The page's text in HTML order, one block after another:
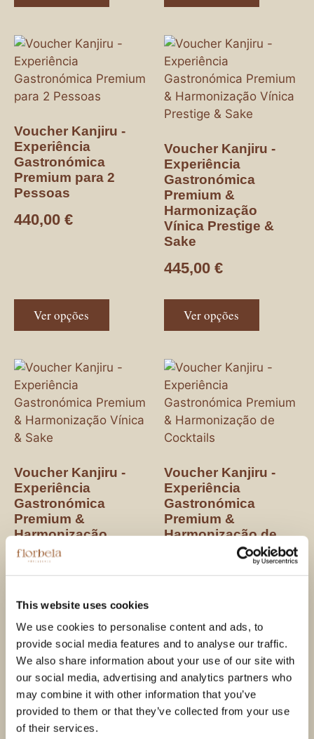
This website uses cookies
We use cookies to personalise content and ads, to
provide social media features and to analyse our traffic.
We also share information about your use of our site with
our social media, advertising and analytics partners who
may combine it with other information that you’ve
provided to them or that they’ve collected from your use
of their services.
Voucher Kanjiru -
Experiência
Gastronómica
Premium para 2
Pessoas
440,00 €
Ver opções
Voucher Kanjiru -
Experiência
Gastronómica
Premium &
Harmonização
Vínica Prestige &
Sake
445,00 €
Ver opções
Voucher Kanjiru -
Experiência
Gastronómica
Premium &
Harmonização
Vínica & Sake
375,00€
Ver opções
Voucher Kanjiru -
Experiência
Gastronómica
Premium &
Harmonização de
345,00€
Ver opções